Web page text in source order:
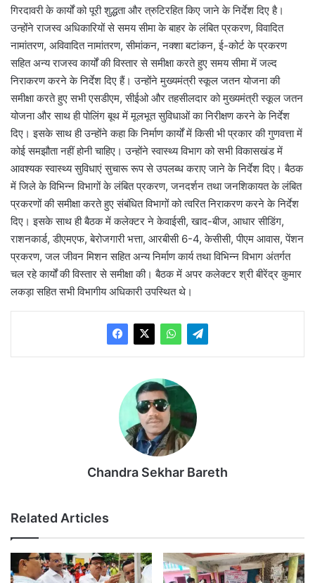
गिरदावरी के कार्यों को पूरी शुद्धता और त्रुटिरहित किए जाने के निर्देश दिए है।
उन्होंने राजस्व अधिकारियों से समय सीमा के बाहर के लंबित प्रकरण, विवादित
नामांतरण, अविवादित नामांतरण, सीमांकन, नक्शा बटांकन, ई-कोर्ट के प्रकरण
सहित अन्य राजस्व कार्यों की विस्तार से समीक्षा करते हुए समय सीमा में जल्द
निराकरण करने के निर्देश दिए हैं। उन्होंने मुख्यमंत्री स्कूल जतन योजना की
समीक्षा करते हुए सभी एसडीएम, सीईओ और तहसीलदार को मुख्यमंत्री स्कूल जतन
योजना और साथ ही पोलिंग बूथ में मूलभूत सुविधाओं का निरीक्षण करने के निर्देश
दिए। इसके साथ ही उन्होंने कहा कि निर्माण कार्यों में किसी भी प्रकार की गुणवत्ता में
कोई समझौता नहीं होनी चाहिए। उन्होंने स्वास्थ्य विभाग को सभी विकासखंड में
आवश्यक स्वास्थ्य सुविधाएं सुचारू रूप से उपलब्ध कराए जाने के निर्देश दिए। बैठक
में जिले के विभिन्न विभागों के लंबित प्रकरण, जनदर्शन तथा जनशिकायत के लंबित
प्रकरणों की समीक्षा करते हुए संबंधित विभागों को त्वरित निराकरण करने के निर्देश
दिए। इसके साथ ही बैठक में कलेक्टर ने केवाईसी, खाद-बीज, आधार सीडिंग,
राशनकार्ड, डीएमएफ, बेरोजगारी भत्ता, आरबीसी 6-4, केसीसी, पीएम आवास, पेंशन
प्रकरण, जल जीवन मिशन सहित अन्य निर्माण कार्य तथा विभिन्न विभाग अंतर्गत
चल रहे कार्यों की विस्तार से समीक्षा की। बैठक में अपर कलेक्टर श्री बीरेंद्र कुमार
लकड़ा सहित सभी विभागीय अधिकारी उपस्थित थे।
Chandra Sekhar Bareth
Related Articles